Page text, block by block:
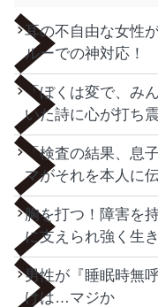
耳の不自由な女性
ルーでの神対応！
「ぼくは変で、み
いた詩に心が打ち
「検査の結果、息
マがそれを本人に
胸を打つ！障害を
に支えられ強く生
男性が『睡眠時無
けは…マジか